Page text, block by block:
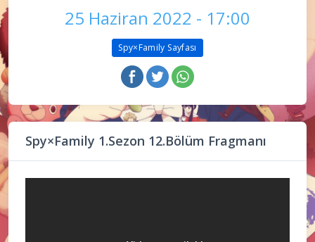
25 Haziran 2022 - 17:00
Spy×Family Sayfası
Spy×Family 1.Sezon 12.Bölüm Fragmanı